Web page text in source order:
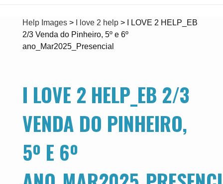
Help Images> I love 2 help>
I LOVE 2 HELP_EB
2/3 Venda do Pinheiro, 5º e 6º
ano_Mar2025_Presencial
I LOVE 2 HELP_EB 2/3
VENDA DO PINHEIRO,
5º E 6º